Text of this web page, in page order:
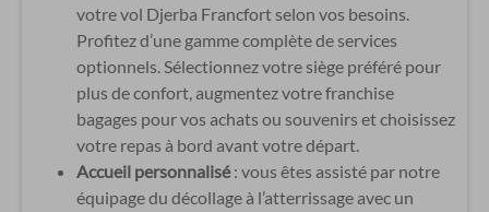
votre vol Djerba Francfort selon vos besoins.
Profitez d’une gamme complète de services
optionnels. Sélectionnez votre siège préféré pour
plus de confort, augmentez votre franchise
bagages pour vos achats ou souvenirs et choisissez
votre repas à bord avant votre départ.
Accueil personnalisé: vous êtes assisté par notre
équipage du décollage à l’atterrissage avec un